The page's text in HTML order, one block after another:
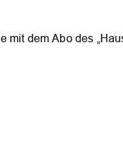
mit dem Abo des